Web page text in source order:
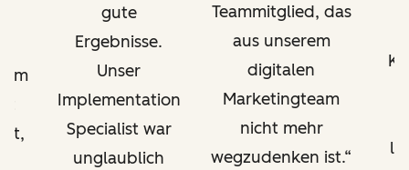
gute
Ergebnisse.
Unser
Implementation
Specialist war
unglaublich
Teammitglied, das
aus unserem
digitalen
Marketingteam
nicht mehr
wegzudenken ist.